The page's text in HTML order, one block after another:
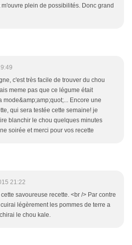
plein de possibilités. Donc grand
c'est très facile de trouver du chou
meme pas que ce légume était
mode&amp;amp;quot;... Encore une
qui sera testée cette semaine! je
blanchir le chou quelques minutes
soirée et merci pour vos recette
21:22
savoureuse recette. <br /> Par contre
légèrement les pommes de terre a
le chou kale.